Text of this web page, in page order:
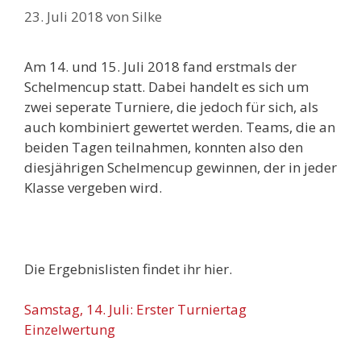
23. Juli 2018 von Silke
Am 14. und 15. Juli 2018 fand erstmals der
Schelmencup statt. Dabei handelt es sich um
zwei seperate Turniere, die jedoch für sich, als
auch kombiniert gewertet werden. Teams, die an
beiden Tagen teilnahmen, konnten also den
diesjährigen Schelmencup gewinnen, der in jeder
Klasse vergeben wird.
Die Ergebnislisten findet ihr hier.
Samstag, 14. Juli: Erster Turniertag
Einzelwertung